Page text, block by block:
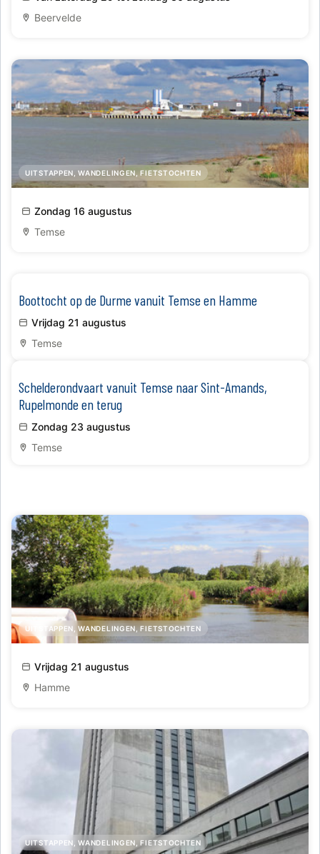
Beervelde
UITSTAPPEN, WANDELINGEN, FIETSTOCHTEN
Schelderondvaart vanuit Temse met bezoek aan het
Noordelijk Eiland
Zondag 16 augustus
Temse
Boottocht op de Durme vanuit Temse en Hamme
Vrijdag 21 augustus
Temse
Schelderondvaart vanuit Temse naar Sint-Amands,
Rupelmonde en terug
Zondag 23 augustus
Temse
UITSTAPPEN, WANDELINGEN, FIETSTOCHTEN
Bezoek aan het Infopunt Durmevallei
Vrijdag 21 augustus
Hamme
UITSTAPPEN, WANDELINGEN, FIETSTOCHTEN